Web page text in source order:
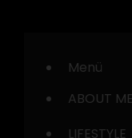
Menü
ABOUT ME
LIFESTYLE